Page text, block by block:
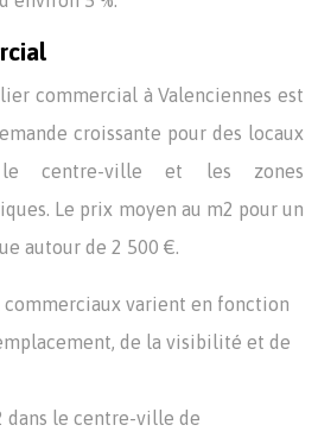
commercial à Valenciennes est
croissante pour des locaux
le centre-ville et les zones
Le prix moyen au m2 pour un
autour de 2 500 €.
commerciaux varient en fonction
de la visibilité et de
dans le centre-ville de